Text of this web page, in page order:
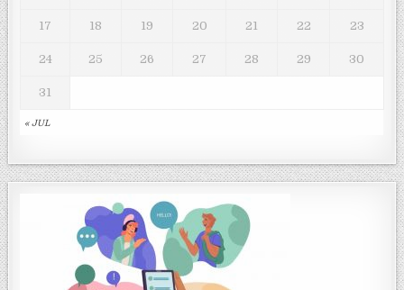
« JUL
17 18 19 20 21 22 23
24 25 26 27 28 29 30
31